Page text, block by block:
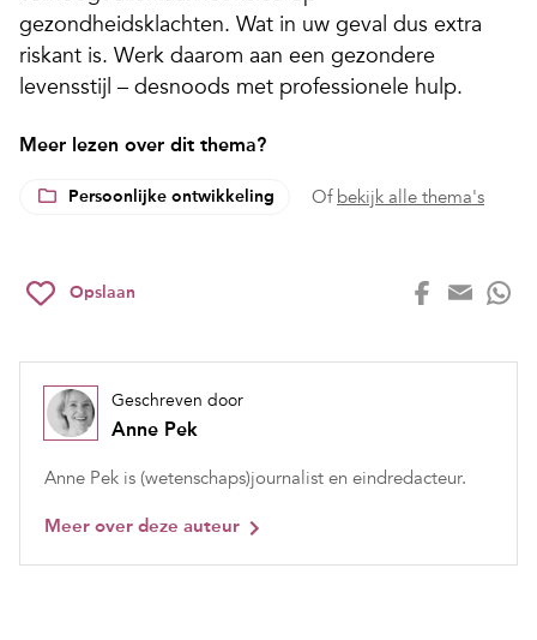
gezondheidsklachten. Wat in uw geval dus extra
riskant is. Werk daarom aan een gezondere
levensstijl – desnoods met professionele hulp.
Meer lezen over dit thema?
Persoonlijke ontwikkeling Of bekijk alle thema's
Opslaan
Geschreven door
Anne Pek
Anne Pek is (wetenschaps)journalist en eindredacteur.
Meer over deze auteur